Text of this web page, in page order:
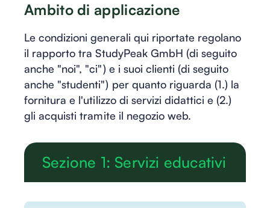
Ambito di applicazione
Le condizioni generali qui riportate regolano
il rapporto tra StudyPeak GmbH (di seguito
anche "noi", "ci") e i suoi clienti (di seguito
anche "studenti") per quanto riguarda (1.) la
fornitura e l'utilizzo di servizi didattici e (2.)
gli acquisti tramite il negozio web.
Sezione 1: Servizi educativi